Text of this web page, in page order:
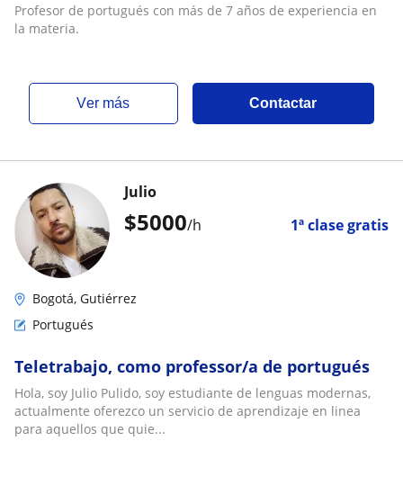
Profesor de portugués con más de 7 años de experiencia en
la materia.
ver más Contactar
$5000/h 1ª clase gratis
Julio
Bogotá, Gutiérrez
Portugués
Teletrabajo, como professor/a de portugués
Hola, soy Julio Pulido, soy estudiante de lenguas modernas,
actualmente oferezco un servicio de aprendizaje en linea
para aquellos que quie...